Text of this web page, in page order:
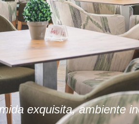
exquisita, ambiente